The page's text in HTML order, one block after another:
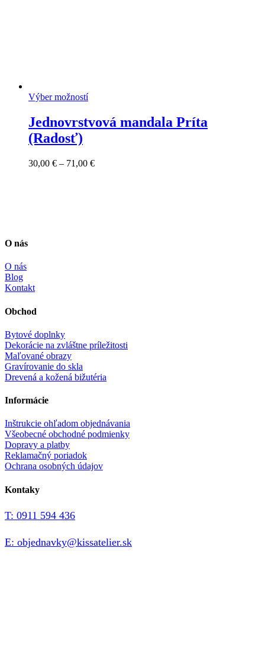
Výber možností
Jednovrstvová mandala Príta
(Radosť)
30,00 € – 71,00 €Price
O nás
O nás
Blog
Kontakt
Obchod
Bytové doplnky
Dekorácie na zvláštne príležitosti
Maľované obrazy
Gravírovanie do skla
Drevená a kožená bižutéria
Informácie
Inštrukcie ohľadom objednávania
Všeobecné obchodné podmienky
Dopravy a platby
Reklamačný poriadok
Ochrana osobných údajov
Kontaky
T: 0911 594 436
E: objednavky@kissatelier.sk